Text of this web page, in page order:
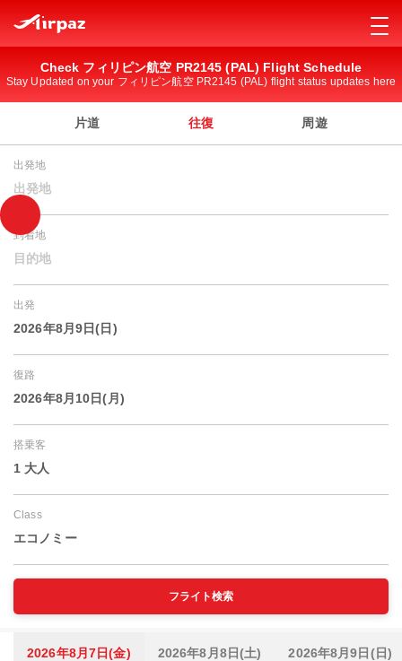
Check フィリピン航空 PR2145 (PAL) Flight Schedule
Stay Updated on your フィリピン航空 PR2145 (PAL) flight status updates here
片道 往復 周遊
出発地
出発地
到着地
目的地
出発
2026年8月9日(日)
復路
2026年8月10日(月)
搭乗客
1 大人
Class
エコノミー
フライト検索
2026年8月7日(金) 2026年8月8日(土) 2026年8月9日(日)